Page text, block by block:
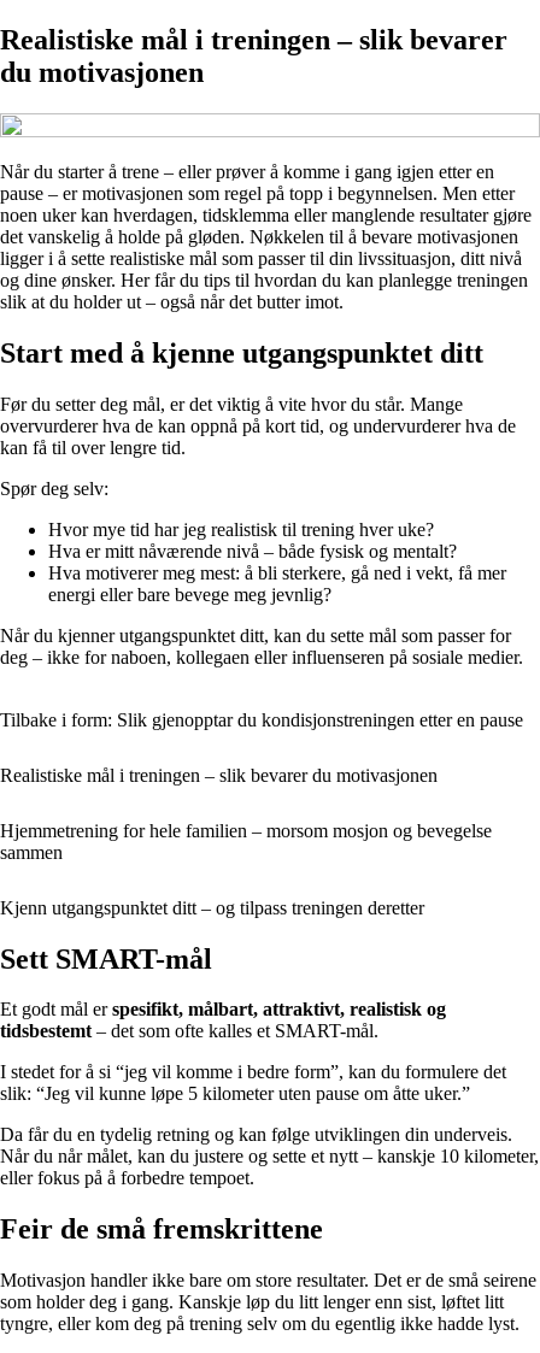
Realistiske mål i treningen – slik bevarer
du motivasjonen
Når du starter å trene – eller prøver å komme i gang igjen etter en
pause – er motivasjonen som regel på topp i begynnelsen. Men etter
noen uker kan hverdagen, tidsklemma eller manglende resultater gjøre
det vanskelig å holde på gløden. Nøkkelen til å bevare motivasjonen
ligger i å sette realistiske mål som passer til din livssituasjon, ditt nivå
og dine ønsker. Her får du tips til hvordan du kan planlegge treningen
slik at du holder ut – også når det butter imot.
Start med å kjenne utgangspunktet ditt
Før du setter deg mål, er det viktig å vite hvor du står. Mange
overvurderer hva de kan oppnå på kort tid, og undervurderer hva de
kan få til over lengre tid.
Spør deg selv:
Hvor mye tid har jeg realistisk til trening hver uke?
Hva er mitt nåværende nivå – både fysisk og mentalt?
Hva motiverer meg mest: å bli sterkere, gå ned i vekt, få mer
energi eller bare bevege meg jevnlig?
Når du kjenner utgangspunktet ditt, kan du sette mål som passer for
deg – ikke for naboen, kollegaen eller influenseren på sosiale medier.
Tilbake i form: Slik gjenopptar du kondisjonstreningen etter en pause
Realistiske mål i treningen – slik bevarer du motivasjonen
Hjemmetrening for hele familien – morsom mosjon og bevegelse
sammen
Kjenn utgangspunktet ditt – og tilpass treningen deretter
Sett SMART-mål
Et godt mål erspesifikt, målbart, attraktivt, realistisk og
tidsbestemt– det som ofte kalles et SMART-mål.
I stedet for å si “jeg vil komme i bedre form”, kan du formulere det
slik: “Jeg vil kunne løpe 5 kilometer uten pause om åtte uker.”
Da får du en tydelig retning og kan følge utviklingen din underveis.
Når du når målet, kan du justere og sette et nytt – kanskje 10 kilometer,
eller fokus på å forbedre tempoet.
Feir de små fremskrittene
Motivasjon handler ikke bare om store resultater. Det er de små seirene
som holder deg i gang. Kanskje løp du litt lenger enn sist, løftet litt
tyngre, eller kom deg på trening selv om du egentlig ikke hadde lyst.